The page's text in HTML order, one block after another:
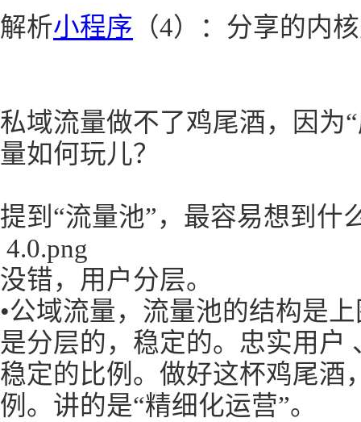
解析小程序 （4）：分享的内
私域流量做不了鸡尾酒，因为
量如何玩儿？
提到“流量池”，最容易想到什
4.0.png
没错，用户分层。
•公域流量，流量池的结构是
是分层的，稳定的。忠实用户
稳定的比例。做好这杯鸡尾酒
例。讲的是“精细化运营”。